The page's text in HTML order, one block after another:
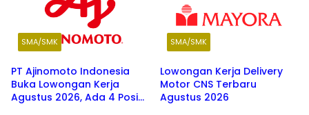
SMA/SMK
PT Ajinomoto Indonesia
Buka Lowongan Kerja
Agustus 2026, Ada 4 Posisi
SMA/SMK
Lowongan Kerja Delivery
Motor CNS Terbaru
Agustus 2026